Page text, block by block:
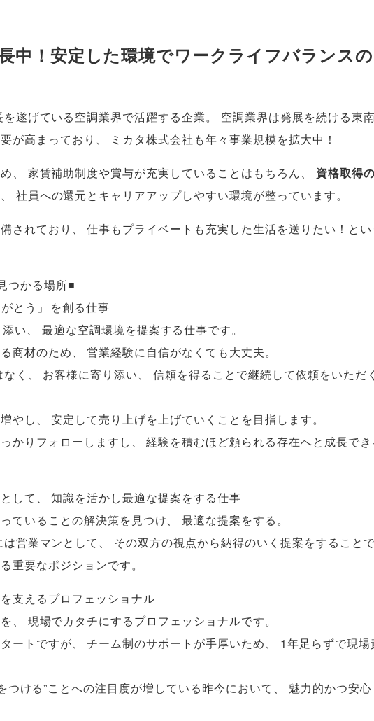
中！安定した環境でワークライフバランスの
を遂げている空調業界で活躍する企業。
空調業界は発展を続ける東
が高まっており 、 ミカタ株式会社も年々事業規模を拡大中！
、 家賃補助制度や賞与が充実していることはもちろん、
資格取得
、 社員への還元とキャリアアップしやすい環境が整っています。
されており 、
仕事もプライベートも充実した生活を送りたい！とい
つかる場所■
とう 」
を創る仕事
い、 最適な空調環境を提案する仕事です。
商材のため、 営業経験に自信がなくても大丈夫。
く 、 お客様に寄り添い、
信頼を得ることで継続して依頼をいただく
やし 、 安定して売り上げを上げていくことを目指します。
かりフォローしますし 、
経験を積むほど頼られる存在へと成長でき
して 、
知識を活かし最適な提案をする仕事
ていることの解決策を見つけ、 最適な提案をする。
は営業マンとして 、
その双方の視点から納得のいく提案をすること
重要なポジションです。
支えるプロフェッショナル
、 現場でカタチにするプロフェッショナルです。
ートですが、 チーム制のサポートが手厚いため、
1年足らずで現場
つける”ことへの注目度が増している昨今において 、
魅力的かつ安心